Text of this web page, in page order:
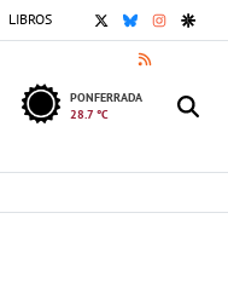
LIBROS X BLUESKY
RSS
PONFERRADA
28.7 °C